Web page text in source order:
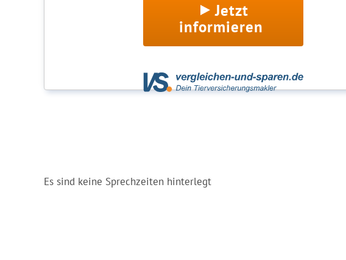
Jetzt
informieren
Es sind keine Sprechzeiten hinterlegt